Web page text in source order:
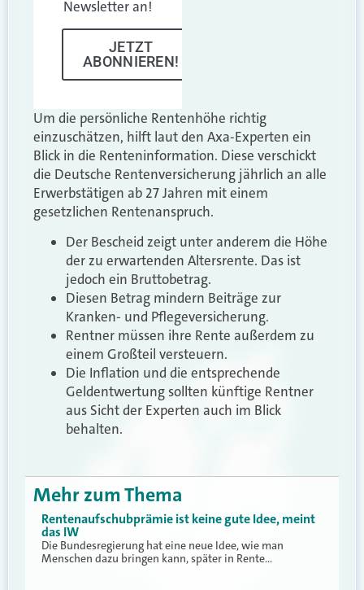
Newsletter an!
JETZT
ABONNIEREN!
Um die persönliche Rentenhöhe richtig
einzuschätzen, hilft laut den Axa-Experten ein
Blick in die Renteninformation. Diese verschickt
die Deutsche Rentenversicherung jährlich an alle
Erwerbstätigen ab 27 Jahren mit einem
gesetzlichen Rentenanspruch.
Der Bescheid zeigt unter anderem die Höhe
der zu erwartenden Altersrente. Das ist
jedoch ein Bruttobetrag.
Diesen Betrag mindern Beiträge zur
Kranken- und Pflegeversicherung.
Rentner müssen ihre Rente außerdem zu
einem Großteil versteuern.
Die Inflation und die entsprechende
Geldentwertung sollten künftige Rentner
aus Sicht der Experten auch im Blick
behalten.
Mehr zum Thema
Rentenaufschubprämie ist keine gute Idee, meint
das IW
Die Bundesregierung hat eine neue Idee, wie man
Menschen dazu bringen kann, später in Rente…